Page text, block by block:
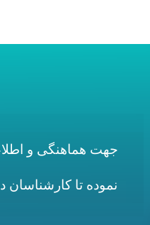
جهت هماهنگی و
نموده تا